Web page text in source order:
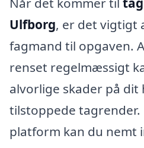
Ulfborg, er det vigtigt
fagmand til opgaven.
renset regelmæssigt
alvorlige skader på dit
tilstoppede tagrender.
platform kan du nemt